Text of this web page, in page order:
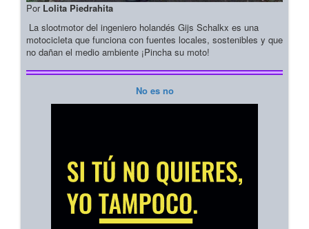
Por Lolita Piedrahita
La slootmotor del ingeniero holandés Gijs Schalkx es una
motocicleta que funciona con fuentes locales, sostenibles y que
no dañan el medio ambiente ¡Pincha su moto!
No es no